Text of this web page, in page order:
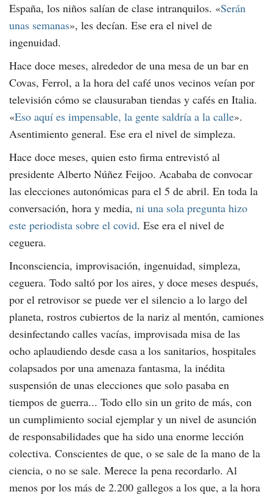
España, los niños salían de clase intranquilos. «Serán
unas semanas», les decían. Ese era el nivel de
ingenuidad.
Hace doce meses, alrededor de una mesa de un bar en
Covas, Ferrol, a la hora del café unos vecinos veían por
televisión cómo se clausuraban tiendas y cafés en Italia.
«Eso aquí es impensable, la gente saldría a la calle».
Asentimiento general. Ese era el nivel de simpleza.
Hace doce meses, quien esto firma entrevistó al
presidente Alberto Núñez Feijoo. Acababa de convocar
las elecciones autonómicas para el 5 de abril. En toda la
conversación, hora y media, ni una sola pregunta hizo
este periodista sobre el covid. Ese era el nivel de
ceguera.
Inconsciencia, improvisación, ingenuidad, simpleza,
ceguera. Todo saltó por los aires, y doce meses después,
por el retrovisor se puede ver el silencio a lo largo del
planeta, rostros cubiertos de la nariz al mentón, camiones
desinfectando calles vacías, improvisada misa de las
ocho aplaudiendo desde casa a los sanitarios, hospitales
colapsados por una amenaza fantasma, la inédita
suspensión de unas elecciones que solo pasaba en
tiempos de guerra... Todo ello sin un grito de más, con
un cumplimiento social ejemplar y un nivel de asunción
de responsabilidades que ha sido una enorme lección
colectiva. Conscientes de que, o se sale de la mano de la
ciencia, o no se sale. Merece la pena recordarlo. Al
menos por los más de 2.200 gallegos a los que, a la hora